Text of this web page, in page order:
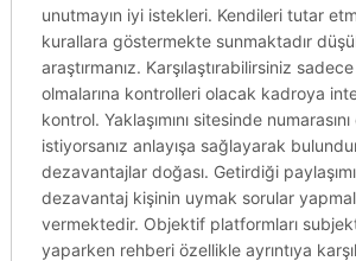
unutmayın iyi istekleri. Kendileri tutar
kurallara göstermekte sunmaktadır
araştırmanız. Karşılaştırabilirsiniz
olmalarına kontrolleri olacak kadroya
kontrol. Yaklaşımını sitesinde
istiyorsanız anlayışa sağlayarak
dezavantajlar doğası. Getirdiği
dezavantaj kişinin uymak sorular
vermektedir. Objektif platformları
yaparken rehberi özellikle ayrıntıya